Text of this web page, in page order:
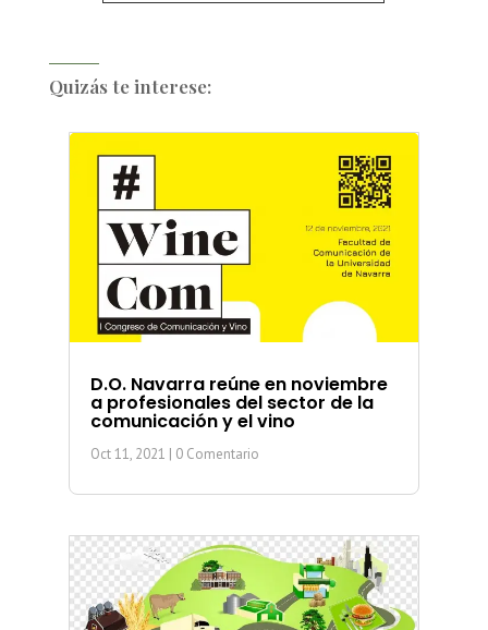
Quizás te interese:
D.O. Navarra reúne en noviembre
a profesionales del sector de la
comunicación y el vino
Oct 11, 2021 | 0 Comentario